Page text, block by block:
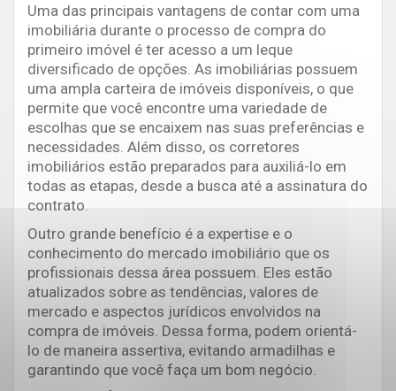
Uma das principais vantagens de contar com uma
imobiliária durante o processo de compra do
primeiro imóvel é ter acesso a um leque
diversificado de opções. As imobiliárias possuem
uma ampla carteira de imóveis disponíveis, o que
permite que você encontre uma variedade de
escolhas que se encaixem nas suas preferências e
necessidades. Além disso, os corretores
imobiliários estão preparados para auxiliá-lo em
todas as etapas, desde a busca até a assinatura do
contrato.
Outro grande benefício é a expertise e o
conhecimento do mercado imobiliário que os
profissionais dessa área possuem. Eles estão
atualizados sobre as tendências, valores de
mercado e aspectos jurídicos envolvidos na
compra de imóveis. Dessa forma, podem orientá-
lo de maneira assertiva, evitando armadilhas e
garantindo que você faça um bom negócio.